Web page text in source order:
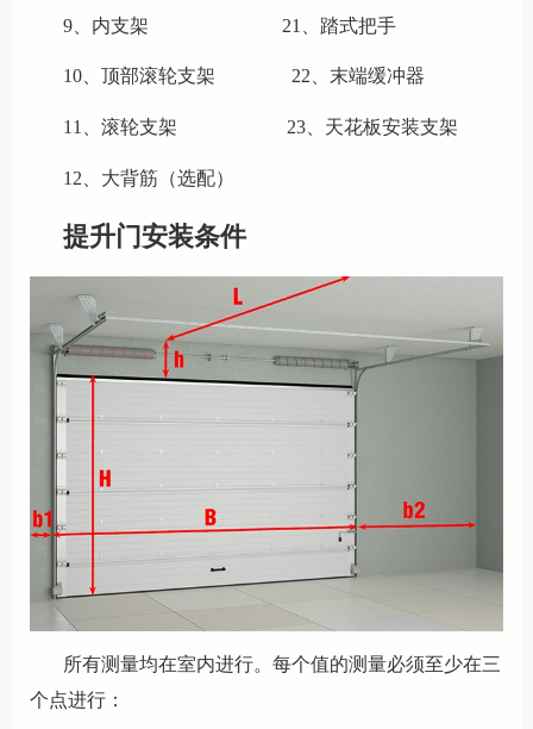
9、内支架 21、踏式把手
10、顶部滚轮支架 22、末端缓冲器
11、滚轮支架 23、天花板安装支架
12、大背筋（选配）
提升门安装条件
所有测量均在室内进行。每个值的测量必须至少在三
个点进行：